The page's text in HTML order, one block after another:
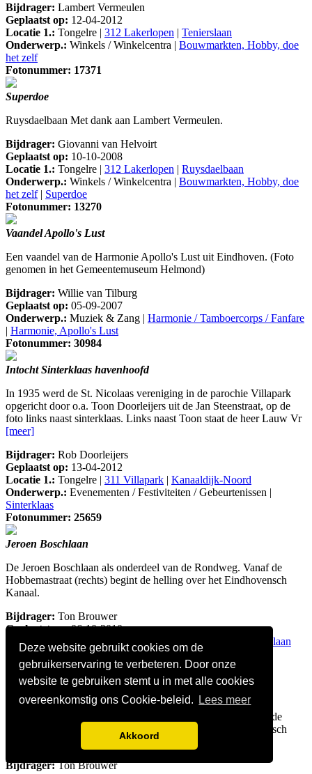
Deze website gebruikt cookies om de
gebruikerservaring te verbeteren. Door onze
website te gebruiken stemt u in met alle cookies
overeenkomstig ons Cookie-beleid.
Lees meer
Akkoord
Bijdrager: Lambert Vermeulen
Geplaatst op: 12-04-2012
Locatie 1.: Tongelre | 312 Lakerlopen | Tenierslaan
Onderwerp.: Winkels / Winkelcentra | Bouwmarkten, Hobby, doe
het zelf
Fotonummer: 17371
Superdoe
Ruysdaelbaan Met dank aan Lambert Vermeulen.
Bijdrager: Giovanni van Helvoirt
Geplaatst op: 10-10-2008
Locatie 1.: Tongelre | 312 Lakerlopen | Ruysdaelbaan
Onderwerp.: Winkels / Winkelcentra | Bouwmarkten, Hobby, doe
het zelf| Superdoe
Fotonummer: 13270
Vaandel Apollo's Lust
Een vaandel van de Harmonie Apollo's Lust uit Eindhoven. (Foto
genomen in het Gemeentemuseum Helmond)
Bijdrager: Willie van Tilburg
Geplaatst op: 05-09-2007
Onderwerp.: Muziek & Zang | Harmonie / Tamboercorps / Fanfare
| Harmonie, Apollo's Lust
Fotonummer: 30984
Intocht Sinterklaas havenhoofd
In 1935 werd de St. Nicolaas vereniging in de parochie Villapark
opgericht door o.a. Toon Doorleijers uit de Jan Steenstraat, op de
foto links naast sinterklaas. Links naast Toon staat de heer Lauw Vr
[meer]
Bijdrager: Rob Doorleijers
Geplaatst op: 13-04-2012
Locatie 1.: Tongelre | 311 Villapark | Kanaaldijk-Noord
Onderwerp.: Evenementen / Festiviteiten / Gebeurtenissen |
Sinterklaas
Fotonummer: 25659
Jeroen Boschlaan
De Jeroen Boschlaan als onderdeel van de Rondweg. Vanaf de
Hobbemastraat (rechts) begint de helling over het Eindhovensch
Kanaal.
Bijdrager: Ton Brouwer
Geplaatst op:06-10-2010
Locatie 1.:
Tongelre | 321 Doornakkers-West
Jeroen Boschlaan
Locatie 2.:Tongelre |312 Lakerlopen|Jeroen Boschlaan
Fotonummer: 25659
Jeroen Boschlaan
De Jeroen Boschlaan als onderdeel van de Rondweg. Vanaf de
Hobbemastraat (rechts) begint de helling over het Eindhovensch
Bijdrager:Ton Brouwer